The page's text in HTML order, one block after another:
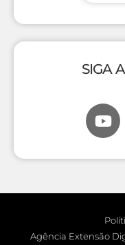
SIGA
Agência Extensão